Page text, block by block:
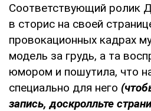
Соответствующий ролик
в сторис на своей
провокационных кадрах
модель за грудь, а та
юмором и пошутила, что
специально для него
запись, доскролльте